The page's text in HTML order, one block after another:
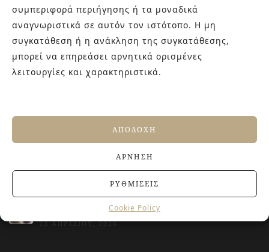
συμπεριφορά περιήγησης ή τα μοναδικά
αναγνωριστικά σε αυτόν τον ιστότοπο. Η μη
συγκατάθεση ή η ανάκληση της συγκατάθεσης,
μπορεί να επηρεάσει αρνητικά ορισμένες
λειτουργίες και χαρακτηριστικά.
ΑΠΟΔΟΧΉ
ΆΡΝΗΣΗ
ΡΥΘΜΊΣΕΙΣ
Cookie Policy
καθώς και φρέσκες ιδέες με τον ενθουσιασμό της νέας
γενιάς! Επισκεφτείτε μας για ιδέες και προτάσεις στον
Άγιο Δημήτριο (Λιδωρικίου 11) ή καλέστε μας στο 210-
9934544.
Αντιολισθητικά πλακάκια: Όλα όσα πρέπει να
γνωρίζετε πριν την αγορά
27 ΙΟΥΝΊΟΥ, 2026
ευεξία
20 ΙΟΥΝΊΟΥ, 2026
Terre del Nord: μια αρχιτεκτονική προσέγγιση
23 ΑΠΡΙΛΊΟΥ, 2026